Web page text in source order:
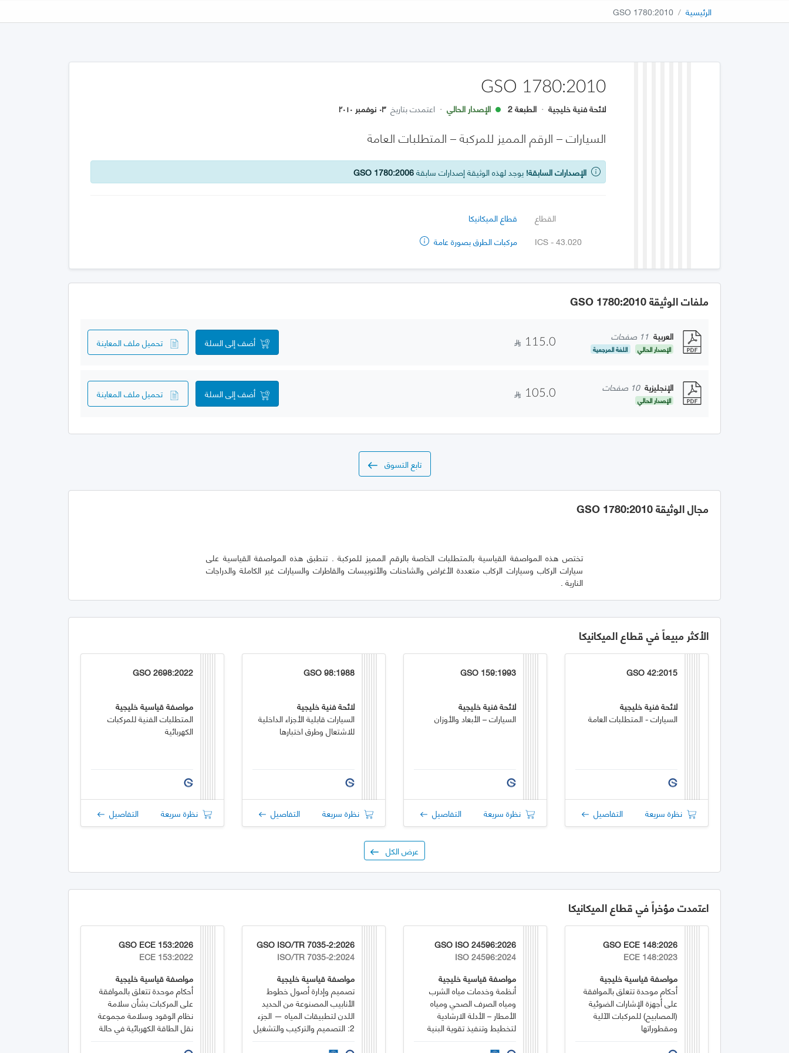
الرئيسية GSO 1780:2010
GSO 1780:2010
لائحة فنية خليجية · الطبعة 2 الإصدار الحالي · اعتمدت بتاريخ ٠٣ نوفمبر ٢٠١٠
السيارات – الرقم المميز للمركبة – المتطلبات العامة
الإصدارات السابقة! يوجد لهذه الوثيقة إصدارات سابقةGSO 1780:2006
القطاع
قطاع الميكانيكا
ICS - 43.020
مركبات الطرق بصورة عامة
ملفات الوثيقة GSO 1780:2010
العربية 11 صفحات
الإصدار الحالي اللغة المرجعية
115.0 أضف إلى السلة تحميل ملف المعاينة
الإنجليزية 10 صفحات
الإصدار الحالي
105.0 أضف إلى السلة تحميل ملف المعاينة
تابع التسوق
مجال الوثيقة GSO 1780:2010
تختص هذه المواصفة القياسية بالمتطلبات الخاصة بالرقم المميز للمركبة . تنطبق هذه المواصفة القياسية على
سيارات الركاب وسيارات الركاب متعددة الأغراض والشاحنات والأتوبيسات والقاطرات والسيارات غير الكاملة والدراجات
النارية .
الأكثر مبيعاً في قطاع الميكانيكا
GSO 42:2015
لائحة فنية خليجية
السيارات - المتطلبات العامة
نظرة سريعة التفاصيل
GSO 159:1993
لائحة فنية خليجية
السيارات – الأبعاد والأوزان
نظرة سريعة التفاصيل
GSO 98:1988
لائحة فنية خليجية
السيارات قابلية الأجزاء الداخلية
للاشتعال وطرق اختبارها
نظرة سريعة التفاصيل
GSO 2698:2022
مواصفة قياسية خليجية
المتطلبات الفنية للمركبات
الكهربائية
نظرة سريعة التفاصيل
عرض الكل
اعتمدت مؤخراً في قطاع الميكانيكا
GSO ECE 148:2026
ECE 148:2023
مواصفة قياسية خليجية
أحكام موحدة تتعلق بالموافقة
على أجهزة الإشارات الضوئية
(المصابيح) للمركبات الآلية
ومقطوراتها
GSO ISO 24596:2026
ISO 24596:2024
مواصفة قياسية خليجية
أنظمة وخدمات مياه الشرب
ومياه الصرف الصحي ومياه
الأمطار – الأدلة الارشادية
لتخطيط وتنفيذ تقوية البنية
GSO ISO/TR 7035-2:2026
ISO/TR 7035-2:2024
مواصفة قياسية خليجية
تصميم وإدارة أصول خطوط
الأنابيب المصنوعة من الحديد
اللدن لتطبيقات المياه — الجزء
2: التصميم والتركيب والتشغيل
GSO ECE 153:2026
ECE 153:2022
مواصفة قياسية خليجية
أحكام موحدة تتعلق بالموافقة
على المركبات بشأن سلامة
نظام الوقود وسلامة مجموعة
نقل الطاقة الكهربائية في حالة